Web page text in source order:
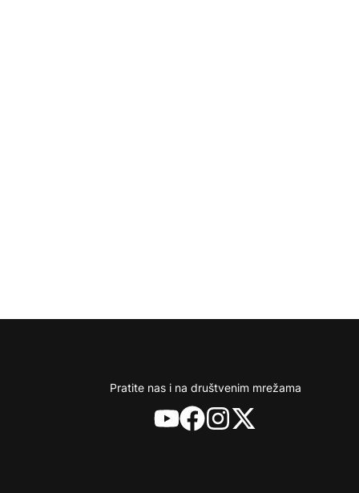
ovaj članak
ovaj članak
Pratite nas i na društvenim mrežama
YouTubeFacebook
Instagram
X